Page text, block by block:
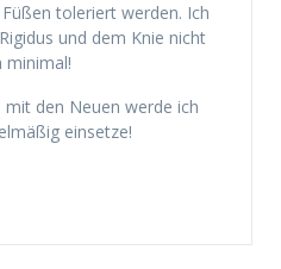
toleriert werden. Ich
und dem Knie nicht
minimal!
den Neuen werde ich
einsetze!